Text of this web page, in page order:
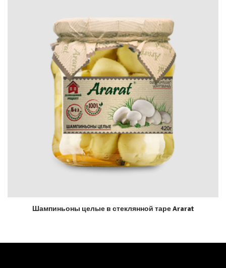
Шампиньоны целые в стеклянной таре Ararat